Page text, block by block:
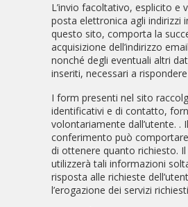
L’invio facoltativo, esplicito e
posta elettronica agli indirizzi
questo sito, comporta la
acquisizione dell’indirizzo
nonché degli eventuali altri
inseriti, necessari a
I form presenti nel sito
identificativi e di contatto,
volontariamente dall’utente. .
conferimento può comportare
di ottenere quanto richiesto.
utilizzerà tali informazioni
risposta alle richieste
l’erogazione dei servizi richiesti